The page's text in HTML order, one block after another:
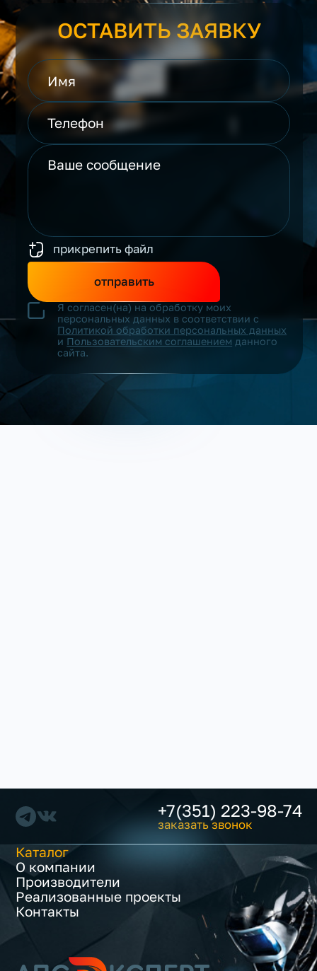
ОСТАВИТЬ ЗАЯВКУ
прикрепить файл
отправить
Я согласен(на) на обработку моих
персональных данных в соответствии с
Политикой обработки персональных данных
и Пользовательским соглашением данного
сайта.
+7(351) 223-98-74
заказать звонок
Каталог
О компании
Производители
Реализованные проекты
Контакты